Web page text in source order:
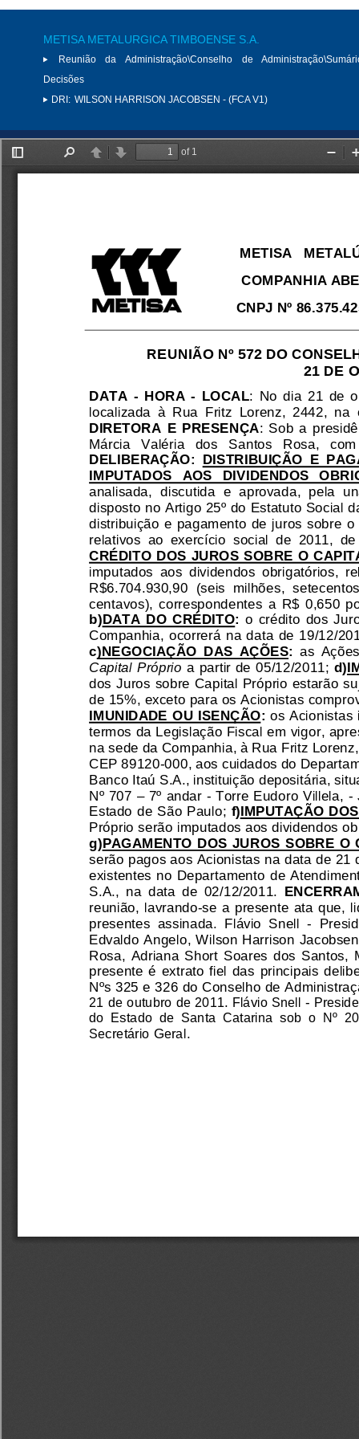
METISA METALURGICA TIMBOENSE S.A.
Reunião da Administração\Conselho de
Decisões
DRI: WILSON HARRISON JACOBSEN - (FCA V1)